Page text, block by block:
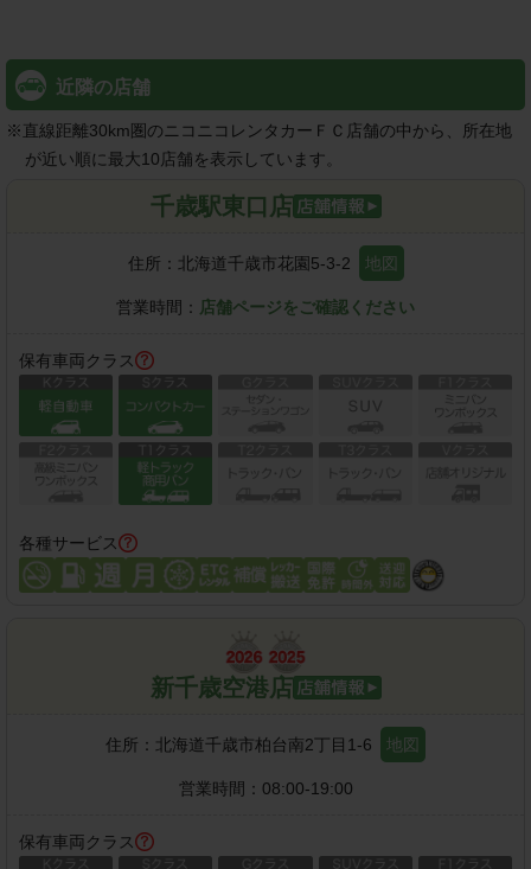
近隣の店舗
※直線距離30km圏のニコニコレンタカーＦＣ店舗の中から、所在地
が近い順に最大10店舗を表示しています。
千歳駅東口店
住所： 北海道千歳市花園5-3-2 地図
営業時間： 店舗ページをご確認ください
保有車両クラス
各種サービス
新千歳空港店
住所： 北海道千歳市柏台南2丁目1-6 地図
営業時間： 08:00-19:00
保有車両クラス